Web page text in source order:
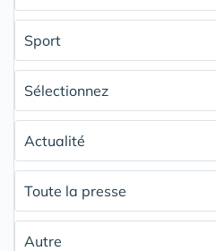
Sport
Sélectionnez
Actualité
Toute la presse
Autre